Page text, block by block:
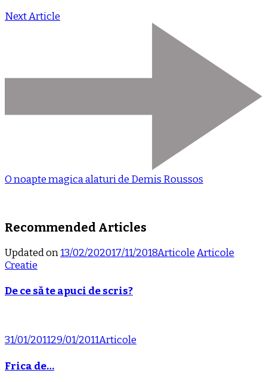
Next Article
O noapte magica alaturi de Demis Roussos
Recommended Articles
Updated on13/02/202017/11/2018ArticoleArticole
Creatie
De ce să te apuci de scris?
31/01/201129/01/2011Articole
Frica de…